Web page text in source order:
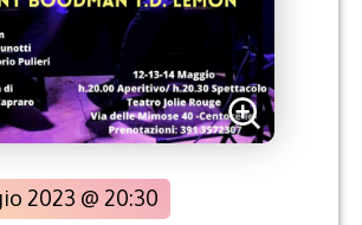
2023 @ 20:30